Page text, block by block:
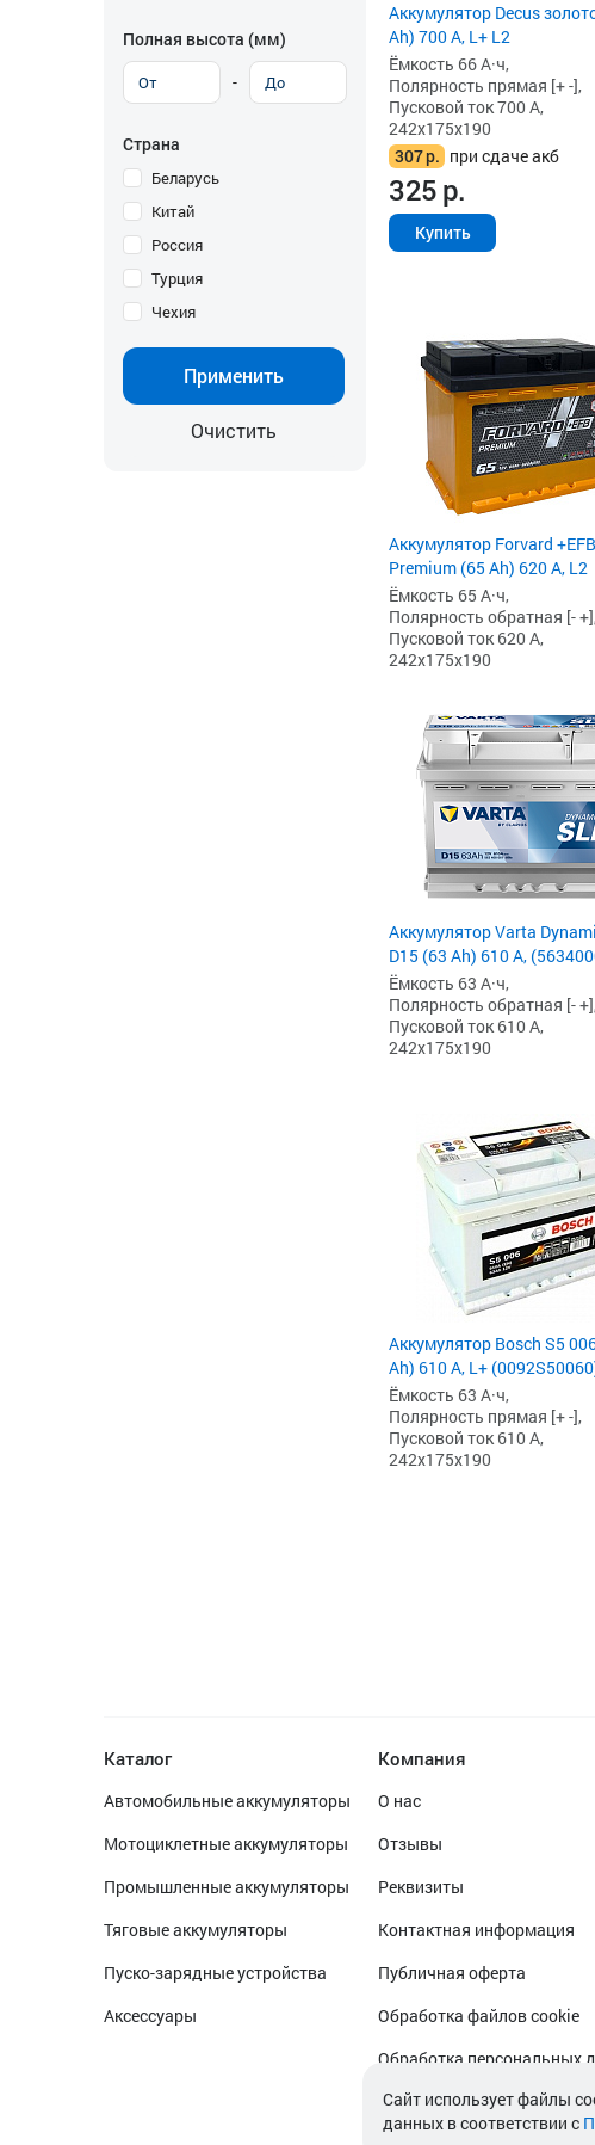
Полная высота (мм)
-
Страна
Беларусь
Китай
Россия
Турция
Чехия
Применить
Очистить
Аккумулятор Decus
Ah) 700 А, L+ L2
Ёмкость 66 А·ч,
Полярность прямая [+ -],
Пусковой ток 700 А,
242x175x190
307р. при сдаче акб
325р.
Купить
Аккумулятор Forvard +EFB
Premium (65 Ah) 620 А, L2
Ёмкость 65 А·ч,
Полярность обратная [-
Пусковой ток 620 А,
242x175x190
Аккумулятор Varta
D15 (63 Ah) 610 А,
Ёмкость 63 А·ч,
Полярность обратная [-
Пусковой ток 610 А,
242x175x190
Аккумулятор Bosch S5
Ah) 610 А, L+
Ёмкость 63 А·ч,
Полярность прямая [+ -],
Пусковой ток 610 А,
242x175x190
Каталог
Автомобильные аккумуляторы
Мотоциклетные аккумуляторы
Промышленные аккумуляторы
Тяговые аккумуляторы
Пуско-зарядные устройства
Аксессуары
Компания
О нас
Отзывы
Реквизиты
Контактная информация
Публичная оферта
Обработка файлов cookie
Обработка персональных
Cайт использует файлы
данных в соответствии с